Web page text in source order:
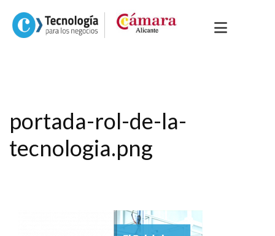
portada-rol-de-la-
tecnologia.png